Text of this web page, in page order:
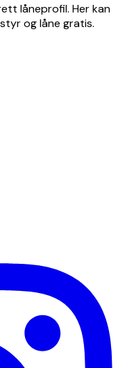
låneprofil. Her kan
og låne gratis.